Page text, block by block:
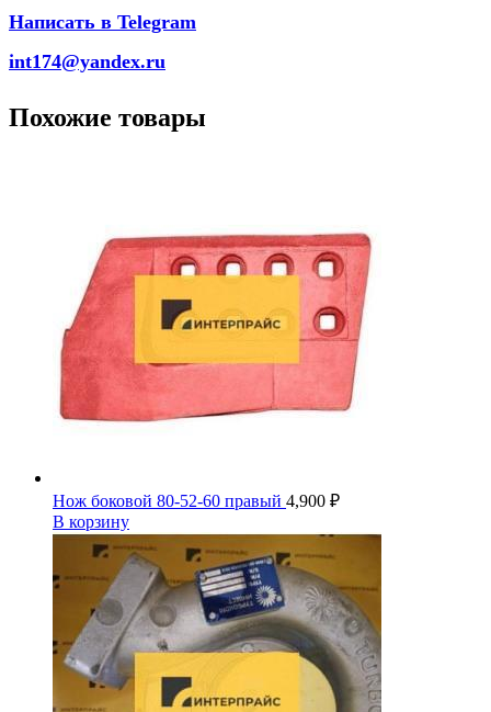
Написать в Telegram
int174@yandex.ru
Похожие товары
Нож боковой 80-52-60 правый 4,900 ₽
В корзину